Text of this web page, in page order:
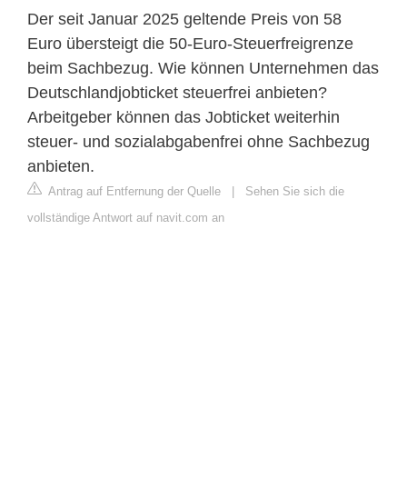
Der seit Januar 2025 geltende Preis von 58
Euro übersteigt die 50-Euro-Steuerfreigrenze
beim Sachbezug. Wie können Unternehmen das
Deutschlandjobticket steuerfrei anbieten?
Arbeitgeber können das Jobticket weiterhin
steuer- und sozialabgabenfrei ohne Sachbezug
anbieten.
Antrag auf Entfernung der Quelle | Sehen Sie sich die
vollständige Antwort auf navit.com an